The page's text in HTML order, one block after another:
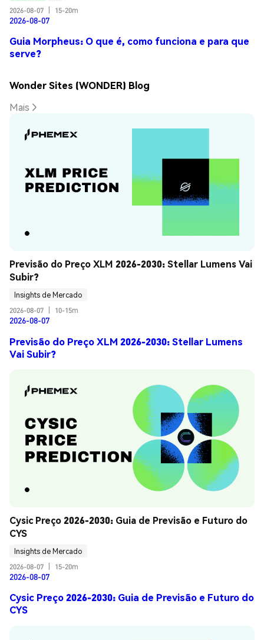
2026-08-07
15-20m
2026-08-07
Guia Morpheus: O que é, como funciona e para que
serve?
Wonder Sites (WONDER) Blog
Mais
Previsão do Preço XLM 2026-2030: Stellar Lumens Vai
Subir?
Insights de Mercado
2026-08-07
10-15m
2026-08-07
Previsão do Preço XLM 2026-2030: Stellar Lumens
Vai Subir?
Cysic Preço 2026-2030: Guia de Previsão e Futuro do
CYS
Insights de Mercado
2026-08-07
15-20m
2026-08-07
Cysic Preço 2026-2030: Guia de Previsão e Futuro do
CYS